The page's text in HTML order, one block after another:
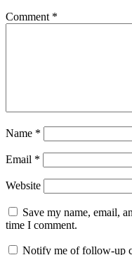
Comment *
Name *
Email *
Website
Save my name, email,
time I comment.
Notify me of follow-up